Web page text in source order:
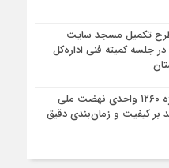
تکمیل مسجد سایت
در جلسه کمیته فنی اداره‌کل
شتاب در اجرای پروژه ۱۲۶۰ واحدی نهضت ملی
بر کیفیت و زمان‌بندی دقیق